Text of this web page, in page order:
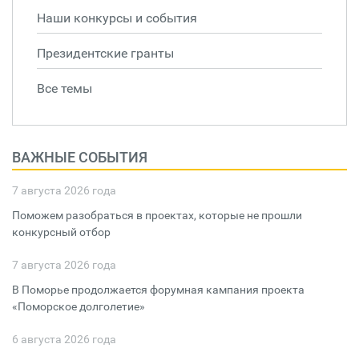
Наши конкурсы и события
Президентские гранты
Все темы
ВАЖНЫЕ СОБЫТИЯ
7 августа 2026 года
Поможем разобраться в проектах, которые не прошли
конкурсный отбор
7 августа 2026 года
В Поморье продолжается форумная кампания проекта
«Поморское долголетие»
6 августа 2026 года